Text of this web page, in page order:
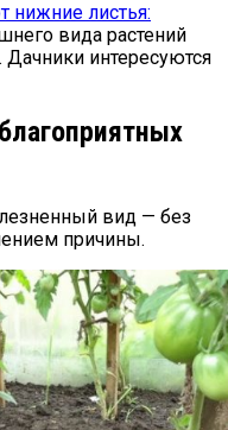
нижние листья:
вида растений
интересуются
вид — без
причины.